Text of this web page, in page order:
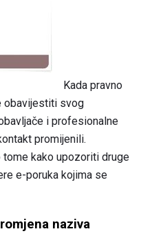
Kada pravno
obavijestiti svog
i profesionalne
promijenili.
kako upozoriti druge
e-poruka kojima se
naziva